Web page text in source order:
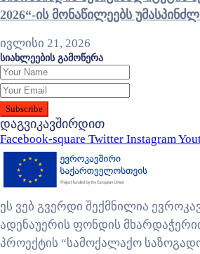
2026“-ის მონაწილეებს
ივლისი 21, 2026
სიახლეების გამოწერა
დაგვიკავშირდით
Facebook-square Twitter Instagram
ეს ვებ გვერდი შექმნილია
ადენაუერის ფონდის
პროექტის “სამოქალაქო